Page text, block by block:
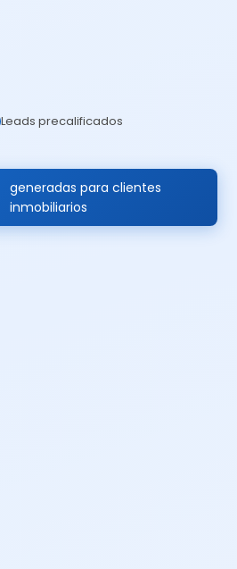
Leads precalificados
generadas para clientes
inmobiliarios